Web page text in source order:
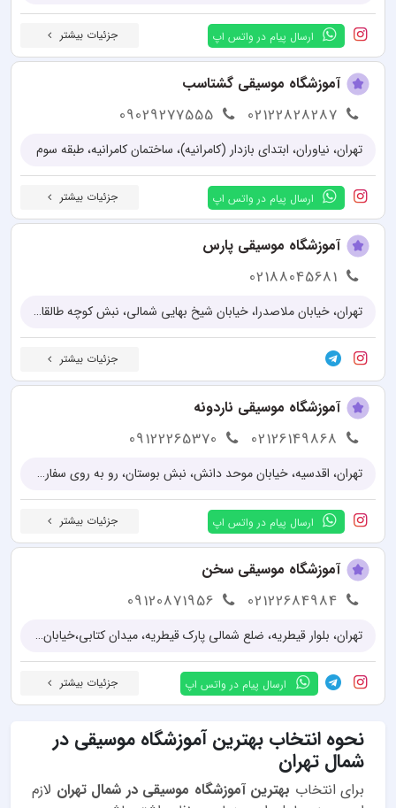
ارسال پیام در واتس اپ جزئیات بیشتر
آموزشگاه موسیقی گشتاسب
02122828287
09029277555
تهران، نیاوران، ابتدای بازدار (کامرانیه)، ساختمان کامرانیه، طبقه سوم
ارسال پیام در واتس اپ جزئیات بیشتر
آموزشگاه موسیقی پارس
02188045681
تهران، خیابان ملاصدرا، خیابان شیخ بهایی شمالی، نبش کوچه طالقانی، آموزشگاه موسیقی پارس
جزئیات بیشتر
آموزشگاه موسیقی ناردونه
02126149868
09122265370
تهران، اقدسیه، خیابان موحد دانش، نبش بوستان، رو به روی سفارت چین، پلاک 66، واحد 5
ارسال پیام در واتس اپ جزئیات بیشتر
آموزشگاه موسیقی سخن
02122684984
09120871956
تهران، بلوار قيطريه، ضلع شمالی پارک قیطریه، میدان کتابی،خیابان حدادنژاد، کوچه اتحاد، پلاک ۲، واحد ۹
ارسال پیام در واتس اپ جزئیات بیشتر
نحوه انتخاب بهترین آموزشگاه موسیقی در
شمال تهران
برای انتخاب بهترین آموزشگاه موسیقی در شمال تهران لازم